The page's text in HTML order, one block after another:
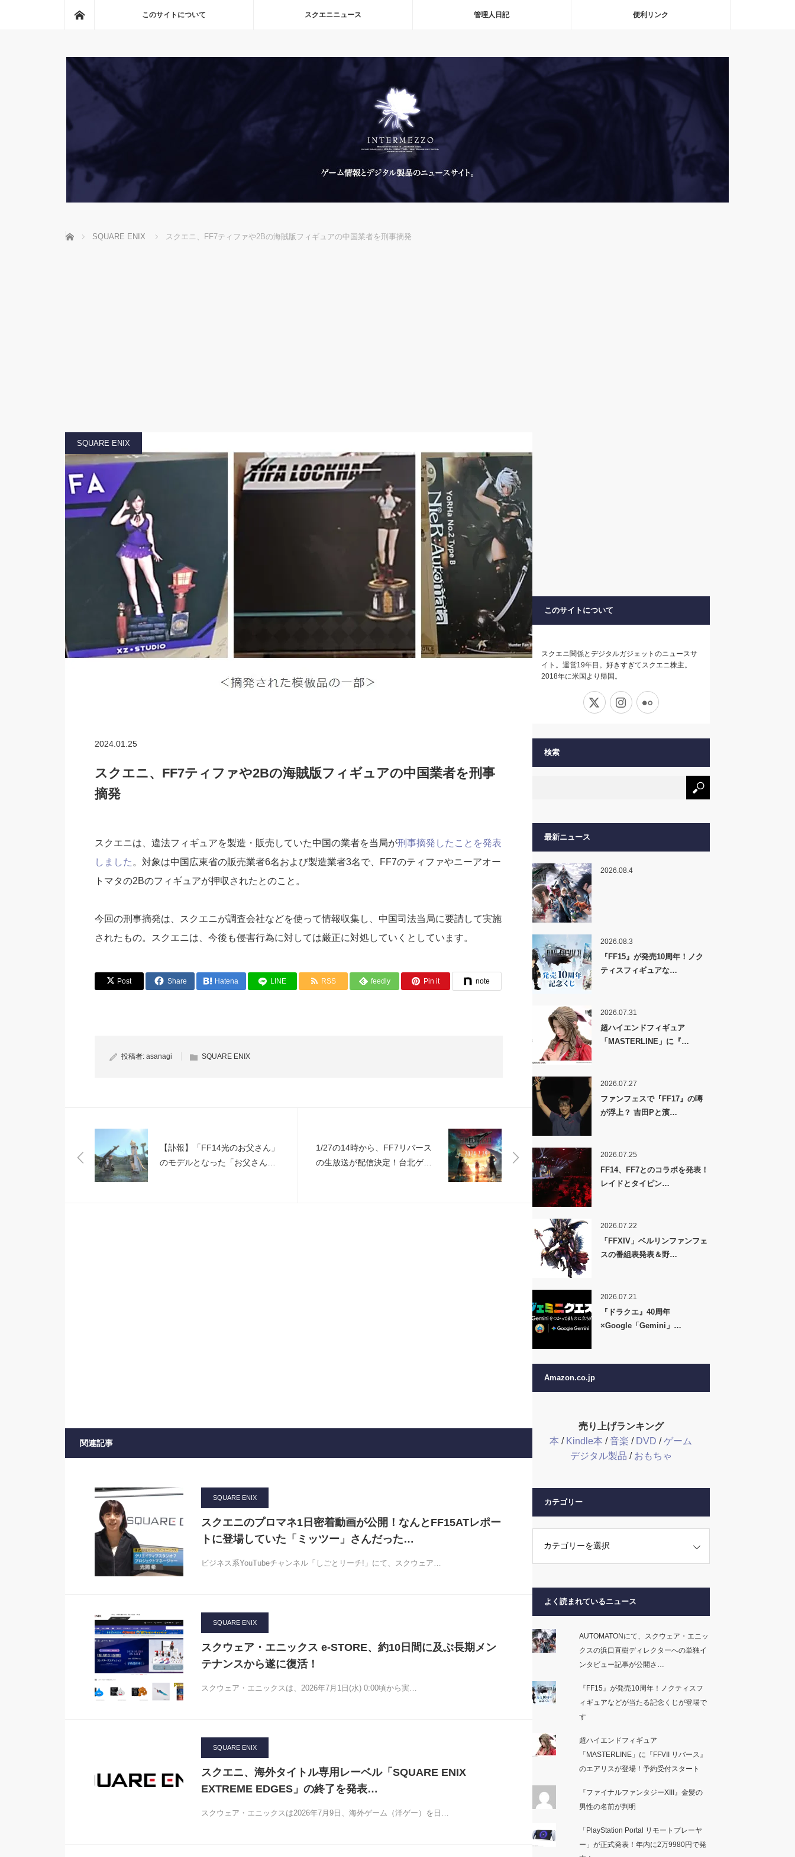
このサイトについて スクエニニュース 管理人日記 便利リンク
ホーム SQUARE ENIX スクエニ、FF7ティファや2Bの海賊版フィギュアの中国業者を刑事摘発
SQUARE ENIX
2024.01.25
スクエニ、FF7ティファや2Bの海賊版フィギュアの中国業者を刑事
摘発
スクエニは、違法フィギュアを製造・販売していた中国の業者を当局が刑事摘発したことを発表
しました 。対象は中国広東省の販売業者6名および製造業者3名で、FF7のティファやニーアオー
トマタの2Bのフィギュアが押収されたとのこと。
今回の刑事摘発は、スクエニが調査会社などを使って情報収集し、中国司法当局に要請して実施
されたもの。スクエニは、今後も侵害行為に対しては厳正に対処していくとしています。
Post Share Hatena LINE RSS feedly Pin it note
投稿者: asanagi SQUARE ENIX
【訃報】「FF14光のお父さん」
のモデルとなった「お父さん」
1/27の14時から、FF7リバース
の生放送が配信決定！台北ゲー
関連記事
SQUARE ENIX
スクエニのプロマネ1日密着動画が公開！なんとFF15ATレポー
トに登場していた「ミッツー」さんだった…
ビジネス系YouTubeチャンネル「しごとリーチ!」にて、スクウェア…
SQUARE ENIX
スクウェア・エニックス e-STORE、約10日間に及ぶ長期メン
テナンスから遂に復活！
スクウェア・エニックスは、2026年7月1日(水) 0:00頃から実…
SQUARE ENIX
スクエニ、海外タイトル専用レーベル「SQUARE ENIX
EXTREME EDGES」の終了を発表…
スクウェア・エニックスは2026年7月9日、海外ゲーム（洋ゲー）を日…
このサイトについて
スクエニ関係とデジタルガジェットのニュースサ
イト。運営19年目。好きすぎてスクエニ株主。
2018年に米国より帰国。
Instagram
検索
最新ニュース
2026.08.4
2026.08.3
『FF15』が発売10周年！ノク
ティスフィギュアな…
2026.07.31
超ハイエンドフィギュア
「MASTERLINE」に『…
2026.07.27
ファンフェスで『FF17』の噂
が浮上？ 吉田Pと濱…
2026.07.25
FF14、FF7とのコラボを発表！
レイドとタイピン…
2026.07.22
「FFXIV」ベルリンファンフェ
スの番組表発表＆野…
2026.07.21
『ドラクエ』40周年
×Google「Gemini」…
Amazon.co.jp
売り上げランキング
本 / Kindle本 /音楽 / DVD /ゲーム
デジタル製品 / おもちゃ
カテゴリー
よく読まれているニュース
AUTOMATONにて、スクウェア・エニッ
クスの浜口直樹ディレクターへの単独イ
ンタビュー記事が公開さ…
『FF15』が発売10周年！ノクティスフ
ィギュアなどが当たる記念くじが登場で
す
超ハイエンドフィギュア
「MASTERLINE」に『FFVII リバース』
のエアリスが登場！予約受付スタート
『ファイナルファンタジーXIII』金髪の
男性の名前が判明
「PlayStation Portal リモートプレーヤ
ー」が正式発表！年内に2万9980円で発